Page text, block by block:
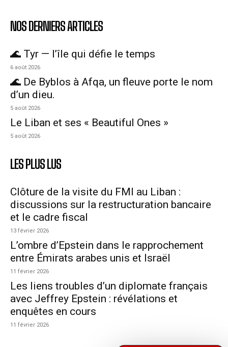
NOS DERNIERS ARTICLES
🌊 Tyr — l’île qui défie le temps
6 août 2026
🌊 De Byblos à Afqa, un fleuve porte le nom
d’un dieu.
5 août 2026
Le Liban et ses « Beautiful Ones »
5 août 2026
LES PLUS LUS
Clôture de la visite du FMI au Liban :
discussions sur la restructuration bancaire
et le cadre fiscal
13 février 2026
L’ombre d’Epstein dans le rapprochement
entre Émirats arabes unis et Israël
11 février 2026
Les liens troubles d’un diplomate français
avec Jeffrey Epstein : révélations et
enquêtes en cours
11 février 2026